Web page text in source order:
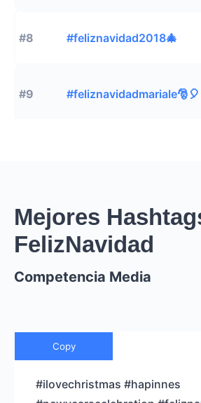
#8 #feliznavidad2018🎄
#9 #feliznavidadmariale🎅🎈
Mejores
FelizNavidad
Competencia Media
Copy
#ilovechristmas #hapinnes